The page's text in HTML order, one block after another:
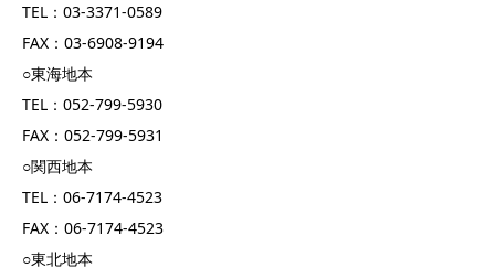
TEL：03-3371-0589
FAX：03-6908-9194
○東海地本
TEL：052-799-5930
FAX：052-799-5931
○関西地本
TEL：06-7174-4523
FAX：06-7174-4523
○東北地本